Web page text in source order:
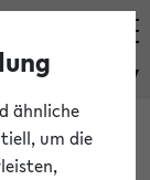
eKVV
ähnliche
um die